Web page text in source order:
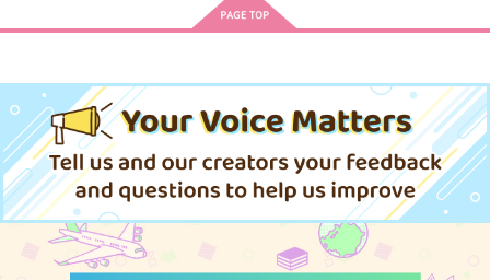
つかいまはねこちゃん
再録集
POET
1,265円（税込）
イデア×アズール
サンプル
作品詳細
雪解け水がやがて花を
咲かすように
リーベストロイメ
1,257円（税込）
イデア×アズール
作品詳細
押しかけ蛸ちゃんと引
きこもり神様
late show
1,572円（税込）
イデア×アズール
作品詳細
サンプル
い
プラグマライト
専売 1,572円 （税込）
その他
イデア×アズール
サンプル
カート
プラヌラ舎
専売 597円（税込）
イデア×アズール
カート
y
TW GALLERIA
499円 （税込）
その他
イデア×アズール
カート